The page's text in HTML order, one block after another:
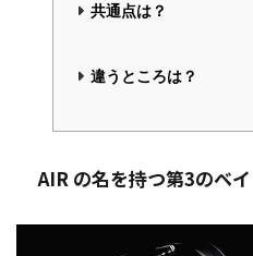
共通点は？
違うところは？
AIR の名を持つ第3のベ